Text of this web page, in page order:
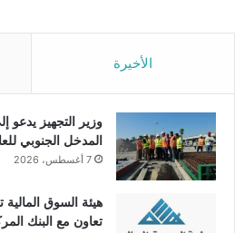
الأخيرة
وزير التجهيز يدعو
المدخل الجنوبي
7 أغسطس، 2026
هيئة السوق المالية
تعاون مع البنك